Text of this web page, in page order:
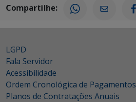
Compartilhe:
LGPD
Fala Servidor
Acessibilidade
Ordem Cronológica de Pagamentos
Planos de Contratações Anuais